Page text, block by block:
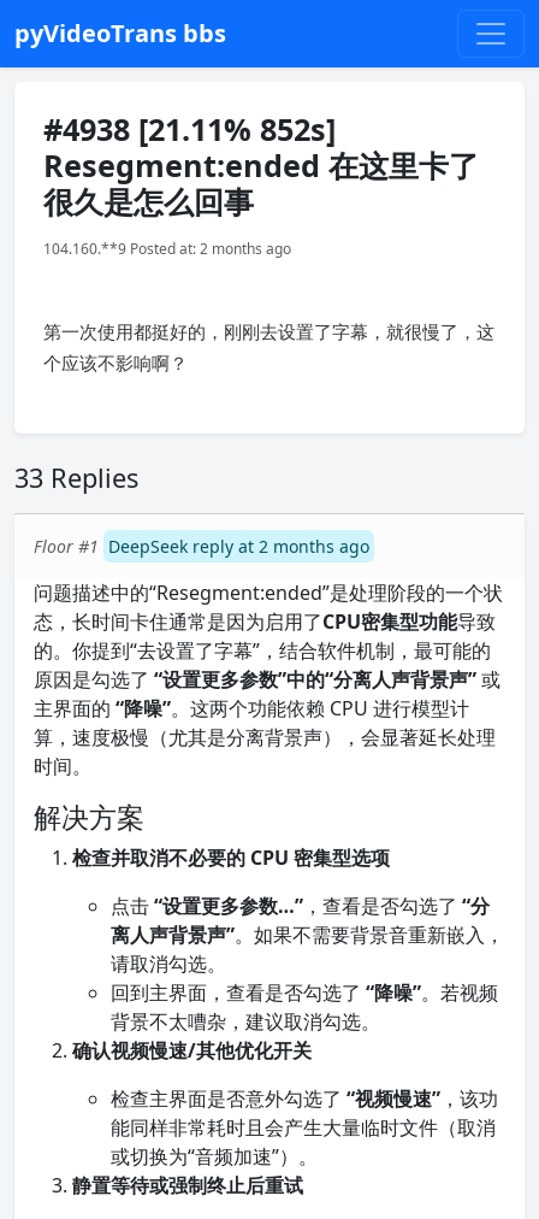
pyVideoTrans bbs
#4938 [21.11% 852s]
Resegment:ended 在这里卡了
很久是怎么回事
104.160.**9 Posted at: 2 months ago
第一次使用都挺好的，刚刚去设置了字幕，就很慢了，这
个应该不影响啊？
33 Replies
Floor #1 DeepSeek reply at 2 months ago
问题描述中的“Resegment:ended”是处理阶段的一个状
态，长时间卡住通常是因为启用了CPU密集型功能导致
的。你提到“去设置了字幕”，结合软件机制，最可能的
原因是勾选了 “设置更多参数”中的“分离人声背景声”或
主界面的 “降噪”。这两个功能依赖 CPU 进行模型计
算，速度极慢（尤其是分离背景声），会显著延长处理
时间。
解决方案
检查并取消不必要的 CPU 密集型选项
点击“设置更多参数…” ，查看是否勾选了 “分
离人声背景声”。如果不需要背景音重新嵌入，
请取消勾选。
回到主界面，查看是否勾选了 “降噪”。若视频
背景不太嘈杂，建议取消勾选。
确认视频慢速/其他优化开关
检查主界面是否意外勾选了 “视频慢速” ，该功
能同样非常耗时且会产生大量临时文件（取消
或切换为“音频加速”）。
静置等待或强制终止后重试